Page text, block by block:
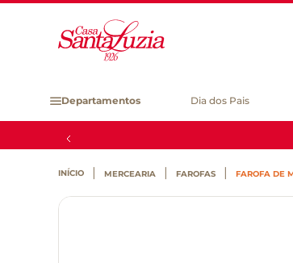
Departamentos Dia dos Pais
MERCEARIA FAROFAS FAROFA DE